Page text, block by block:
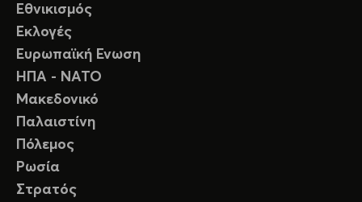
Εθνικισμός
Εκλογές
Ευρωπαϊκή Ενωση
ΗΠΑ - ΝΑΤΟ
Μακεδονικό
Παλαιστίνη
Πόλεμος
Ρωσία
Στρατός